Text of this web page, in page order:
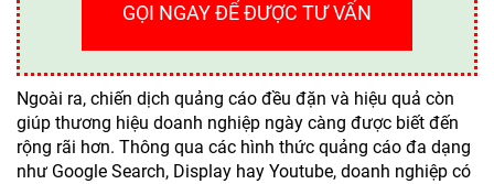
GỌI NGAY ĐỂ ĐƯỢC TƯ VẤN
Ngoài ra, chiến dịch quảng cáo đều đặn và hiệu quả còn
giúp thương hiệu doanh nghiệp ngày càng được biết đến
rộng rãi hơn. Thông qua các hình thức quảng cáo đa dạng
như Google Search, Display hay Youtube, doanh nghiệp có